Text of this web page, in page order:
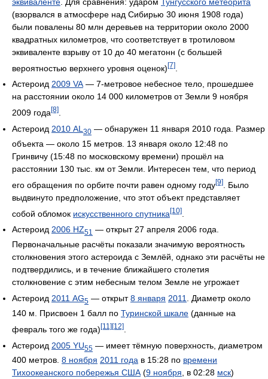
(взорвался в атмосфере над Сибирью 30 июня 1908 года)
были повалены 80 млн деревьев на территории около 2000
квадратных километров, что соответствует в тротиловом
эквиваленте взрыву от 10 до 40 мегатонн (с большей
вероятностью верхнего уровня оценок)[7]
Астероид 2009 VA— 7-метровое небесное тело, прошедшее
на расстоянии около 14 000 километров от Земли 9 ноября
2009 года [8]
Астероид 2010 AL 30 — обнаружен 11 января 2010 года. Размер
объекта — около 15 метров. 13 января около 12:48 по
Гринвичу (15:48 по московскому времени) прошёл на
расстоянии 130 тыс. км от Земли. Интересен тем, что период
его обращения по орбите почти равен одному году[9]
. Было
выдвинуто предположение, что этот объект представляет
собой обломок искусственного спутника[10]
Астероид 2006 HZ51 — открыт 27 апреля 2006 года.
Первоначальные расчёты показали значимую вероятность
столкновения этого астероида с Землёй, однако эти расчёты не
подтвердились, и в течение ближайшего столетия
столкновение с этим небесным телом Земле не угрожает
Астероид 2011 AG5 — открыт8 января 2011
. Диаметр около
140 м. Присвоен 1 балл по Туринской шкале (данные на
февраль того же года)[11][12]
Астероид 2005 YU55 — имеет тёмную поверхность, диаметром
400 метров. 8 ноября 2011 года в 15:28 по времени
Тихоокеанского побережья США(9 ноября, в 02:28 мск)